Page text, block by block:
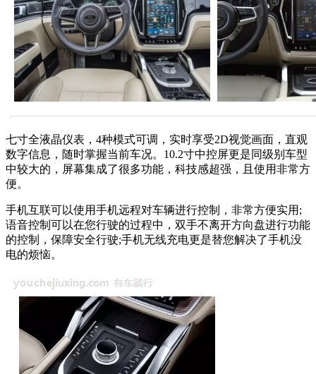
七寸全液晶仪表，4种模式可调，实时享受2D视觉画面，直观
数字信息，随时掌握当前车况。10.2寸中控屏更是同级别车型
中较大的，屏幕集成了很多功能，科技感超强，且使用非常方
便。
手机互联可以使用手机远程对车辆进行控制，非常方便实用;
语音控制可以在您行驶的过程中，双手不离开方向盘进行功能
的控制，保障安全行驶;手机无线充电更是替您解决了手机没
电的烦恼。